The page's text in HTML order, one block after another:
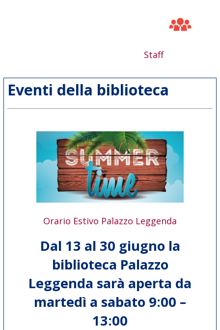
Staff
Eventi della biblioteca
Orario Estivo Palazzo Leggenda
Dal 13 al 30 giugnola
biblioteca Palazzo
Leggenda sarà aperta da
martedì a sabato 9:00 –
13:00